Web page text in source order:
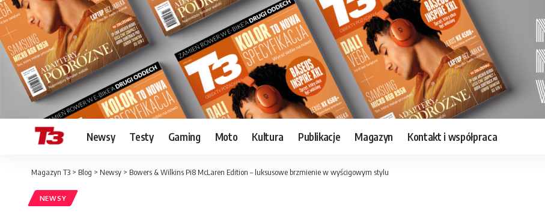
Newsy Testy Gaming Moto Kultura Publikacje Magazyn Kontakt i współpraca
Magazyn T3 > Blog > Newsy > Bowers & Wilkins Pi8 McLaren Edition – luksusowe brzmienie w wyścigowym stylu
NEWSY